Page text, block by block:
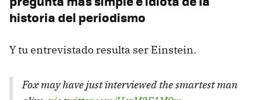
historia del periodismo
Y tu entrevistado resulta ser Einstein.
Fox may have just interviewed the smartest man